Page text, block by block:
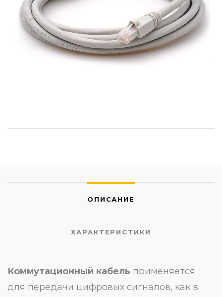
ОПИСАНИЕ
ХАРАКТЕРИСТИКИ
Коммутационный кабель применяется
для передачи цифровых сигналов, как в